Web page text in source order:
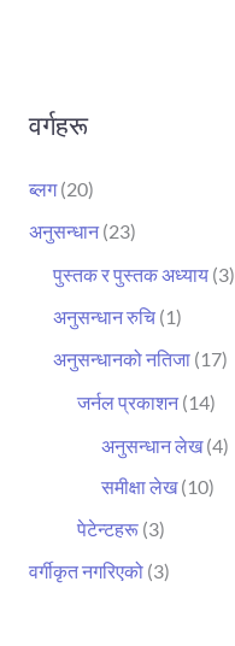
वर्गहरू
ब्लग(20)
अनुसन्धान(23)
पुस्तक र पुस्तक अध्याय(3)
अनुसन्धान रुचि(1)
अनुसन्धानको नतिजा(17)
जर्नल प्रकाशन(14)
अनुसन्धान लेख(4)
समीक्षा लेख(10)
पेटेन्टहरू(3)
वर्गीकृत नगरिएको(3)